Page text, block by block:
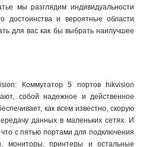
мы разглядим индивидуальности
достоинства и вероятные области
для вас как бы выбрать наилучшее
Коммутатор 5 портов hikvision
собой надежное и действенное
как всем известно, скорую
данных в маленьких сетях. И
с пятью портами для подключения
мониторы, принтеры и остальные